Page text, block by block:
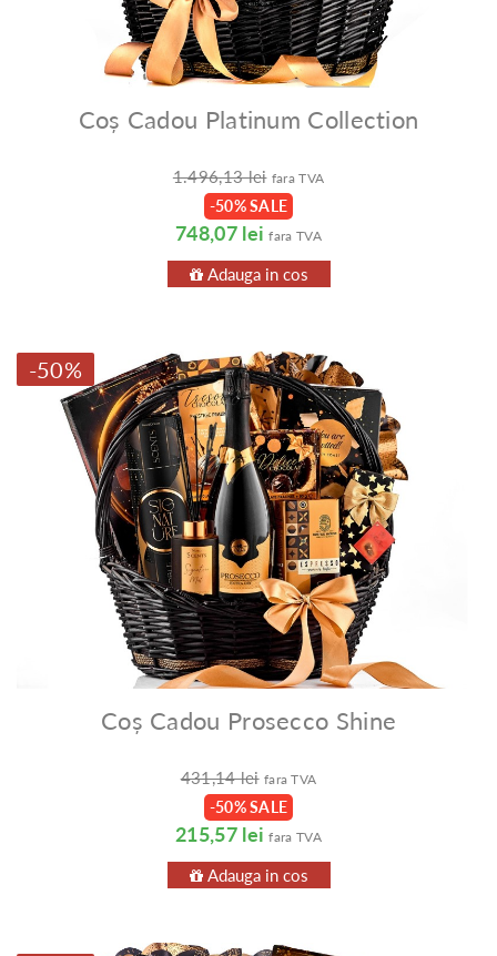
Coș Cadou Platinum Collection
1.496,13 lei fara TVA
-50% SALE
748,07 lei fara TVA
Adauga in cos
-50%
Coș Cadou Prosecco Shine
431,14 lei fara TVA
-50% SALE
215,57 lei fara TVA
Adauga in cos